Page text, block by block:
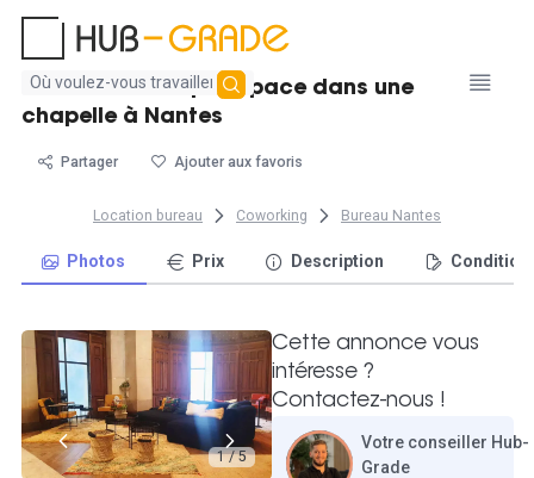
Aucun
résultat
trouvé
Location d'un open-space dans une
chapelle à Nantes
Partager Ajouter aux favoris
Location bureau Coworking Bureau Nantes
Photos Prix Description
1 / 5
Cette annonce vous
intéresse ?
Contactez-nous !
Votre conseiller Hub-
Grade